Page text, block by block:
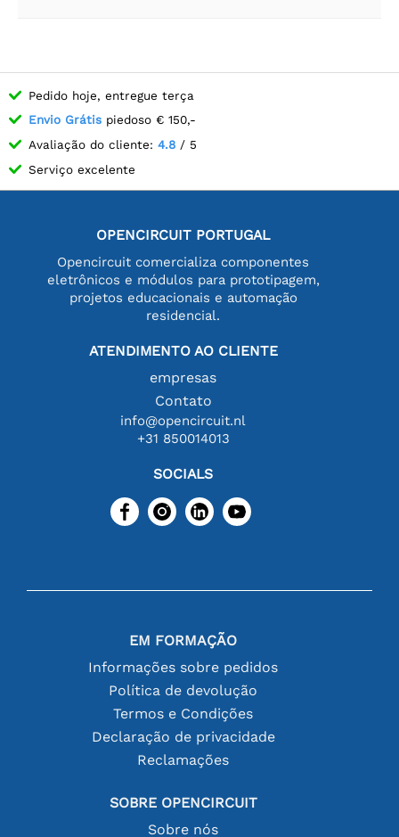
Pedido hoje, entregue terça
Envio Grátis piedoso € 150,-
Avaliação do cliente: 4.8 / 5
Serviço excelente
OPENCIRCUIT PORTUGAL
Opencircuit comercializa componentes
eletrônicos e módulos para prototipagem,
projetos educacionais e automação
residencial.
ATENDIMENTO AO CLIENTE
empresas
Contato
info@opencircuit.nl
+31 850014013
SOCIALS
EM FORMAÇÃO
Informações sobre pedidos
Política de devolução
Termos e Condições
Declaração de privacidade
Reclamações
SOBRE OPENCIRCUIT
Sobre nós